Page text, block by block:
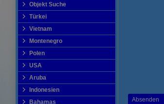
Objekt Suche
Türkei
Vietnam
Montenegro
Polen
USA
Aruba
Indonesien
Bahamas
Absenden